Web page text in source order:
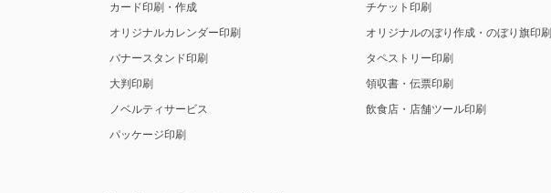
カード印刷・作成
オリジナルカレンダー印刷
バナースタンド印刷
大判印刷
ノベルティサービス
パッケージ印刷
チケット印刷
オリジナルのぼり作成・のぼり旗印刷
タペストリー印刷
領収書・伝票印刷
飲食店・店舗ツール印刷